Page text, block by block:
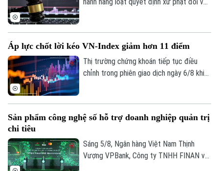
Chuyên mục
Thời sự
Hà Nội
Chính trị
Xã hội
Hà Nội
Nhịp sống Hà Nội
Người Hà Nội
Thế giới
xử phạt lên tới hơn 572 triệu đồng.
Áp lực chốt lời kéo VN-Index giảm hơn 11 điểm
Thị trường chứng khoán tiếp tục điều
chỉnh trong phiên giao dịch ngày 6/8 khi
thể phục hồi. Kết phiên, VN-Index giảm
HNX-Index cũng giảm 0,95 điểm xuống
mức 292,64 điểm.
Sản phẩm công nghệ số hỗ trợ doanh nghiệp quản trị
chi tiêu
Sáng 5/8, Ngân hàng Việt Nam Thịnh
Vượng VPBank, Công ty TNHH FINAN và